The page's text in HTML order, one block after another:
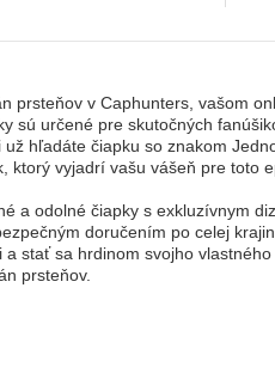
prsteňov v Caphunters, vašom
sú určené pre skutočných
hľadáte čiapku so znakom
ktorý vyjadrí vašu vášeň pre toto
a odolné čiapky s exkluzívnym
doručením po celej
stať sa hrdinom svojho
prsteňov.